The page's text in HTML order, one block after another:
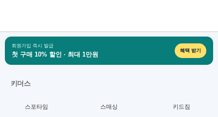
회원가입 즉시 발급
첫 구매 10% 할인 · 최대 1만원
혜택 받기
키더스
스포타임 스매싱 키드짐